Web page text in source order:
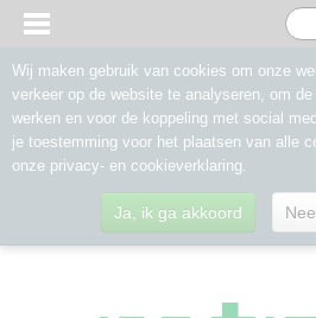
Wij maken gebruik van cookies om onze
verkeer op de website te analyseren, om
werken en voor de koppeling met social
je toestemming voor het plaatsen van alle
onze privacy- en cookieverklaring.
Ja, ik ga akkoord